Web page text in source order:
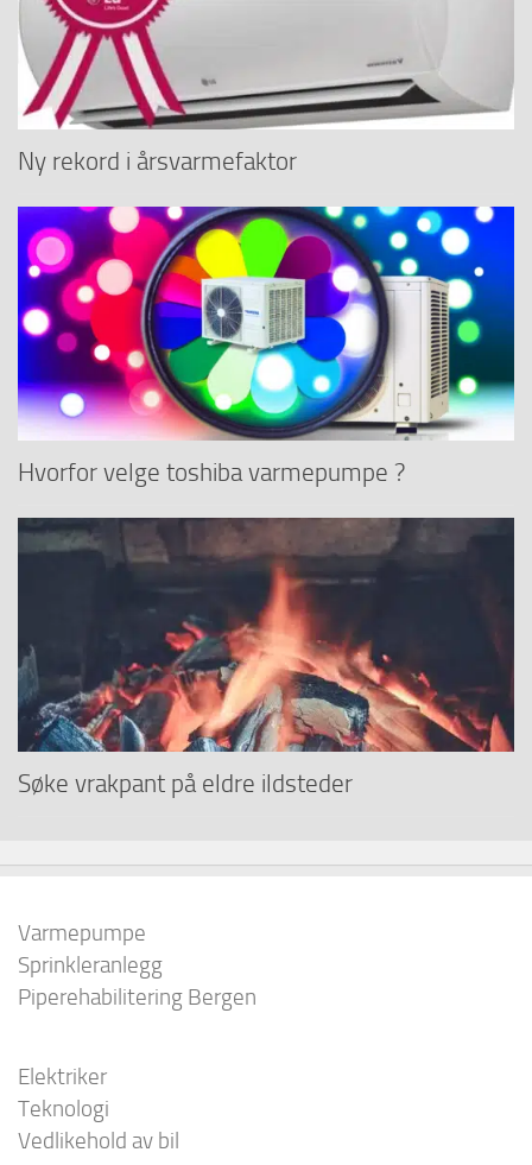
Ny rekord i årsvarmefaktor
Hvorfor velge toshiba varmepumpe ?
Søke vrakpant på eldre ildsteder
Varmepumpe
Sprinkleranlegg
Piperehabilitering Bergen
Elektriker
Teknologi
Vedlikehold av bil